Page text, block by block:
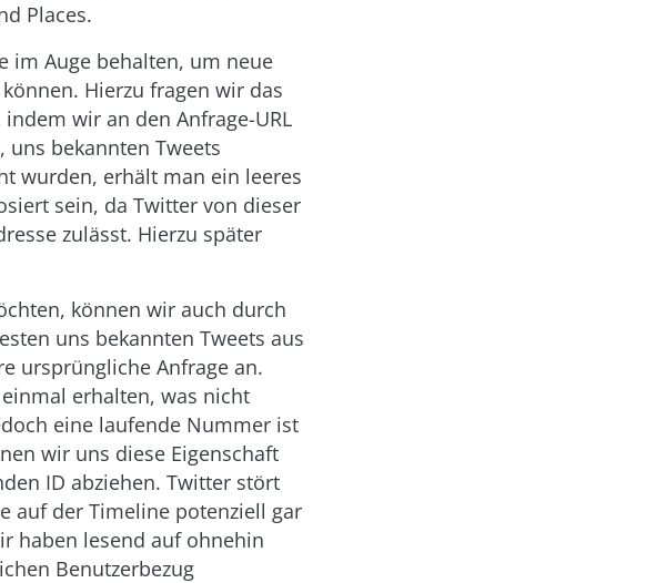
Places.
im Auge behalten, um neue
Hierzu fragen wir das
wir an den Anfrage-URL
bekannten Tweets
wurden, erhält man ein leeres
sein, da Twitter von dieser
zulässt. Hierzu später
können wir auch durch
uns bekannten Tweets aus
ursprüngliche Anfrage an.
erhalten, was nicht
eine laufende Nummer ist
wir uns diese Eigenschaft
ID abziehen. Twitter stört
auf der Timeline potenziell gar
haben lesend auf ohnehin
Benutzerbezug